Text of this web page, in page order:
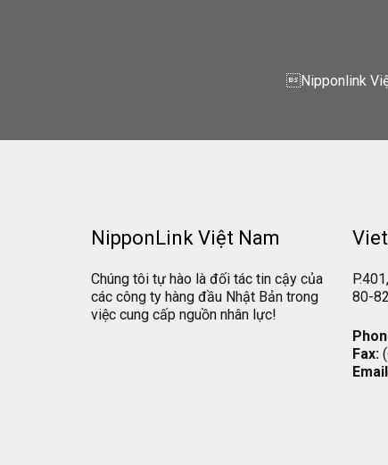
Nipponlink
NipponLink Việt Nam
Chúng tôi tự hào là đối tác tin cậy của
các công ty hàng đầu Nhật Bản trong
việc cung cấp nguồn nhân lực!
80-
Fax: